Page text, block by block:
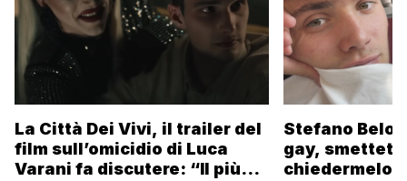
La Città Dei Vivi, il trailer del
film sull’omicidio di Luca
Varani fa discutere: “Il più
Stefano
gay, smettete
chiedermelo”